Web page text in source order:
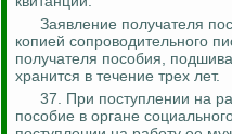
Заявление получателя
копией сопроводительного
получателя пособия,
хранится в течение трех лет.
37. При поступлении на
пособие в органе